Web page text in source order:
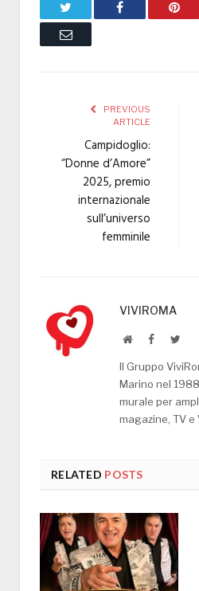
Facebook
Email
PREVIOUS
ARTICLE
Campidoglio:
“Donne d’Amore”
2025, premio
internazionale
sull’universo
femminile
VIVIROMA
WebsiteFacebook
Il Gruppo
Marino nel
murale per
magazine, TV e
RELATED POSTS